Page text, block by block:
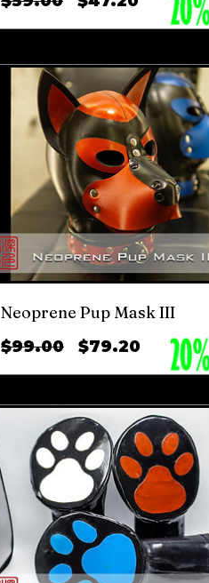
Neoprene Pup Mask III
$99.00
ราคา
$79.20ราคา